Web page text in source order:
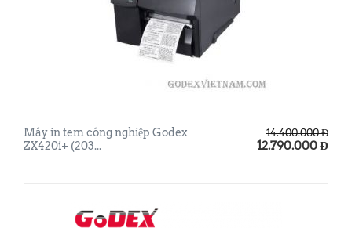
Máy in tem công nghiệp Godex
ZX420i+ (203...
14.400.000 Đ
12.790.000Đ